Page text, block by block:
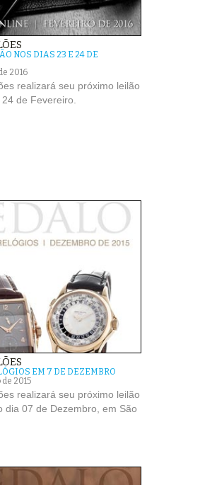
NOS DIAS 23 E 24 DE
2016
realizará seu próximo leilão
de Fevereiro.
EM 7 DE DEZEMBRO
2015
realizará seu próximo leilão
dia 07 de Dezembro, em São